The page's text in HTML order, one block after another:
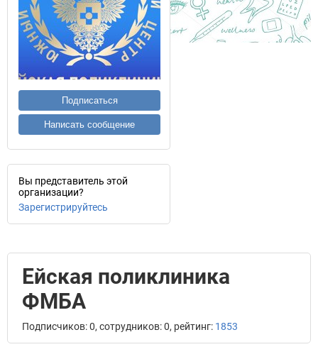
Подписаться
Написать сообщение
Вы представитель этой
организации?
Зарегистрируйтесь
Ейская поликлиника
ФМБА
Подписчиков: 0, сотрудников: 0, рейтинг: 1853